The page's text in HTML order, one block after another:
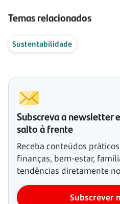
Temas relacionados
Sustentabilidade
Subscreva a newsletter
salto à frente
Receba conteúdos
finanças, bem-estar,
tendências diretamente
Subscrever